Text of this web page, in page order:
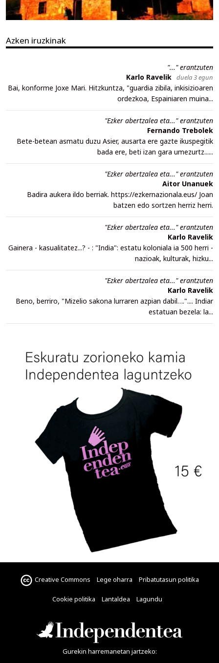
Azken iruzkinak
"..." erantzuten
Karlo Ravelik duela 3 egun
Bai, konforme Joxe Mari. Hitzkuntza, "guardia zibila, inkisizioaren
ordezkoa, Espainiaren muina...
"Ezker abertzalea eta..." erantzuten
Fernando Trebolek
Bete-betean asmatu duzu Asier, ausarta ere gazte ikuspegitik
bada ere, beti izan gara umezurtz......
"Ezker abertzalea eta..." erantzuten
Aitor Unanuek
Badira aukera ildo berriak. https://ezkernazionala.eus/ Joan
batzen edo sortzen herriz herri.
"Ezker abertzalea eta..." erantzuten
Karlo Ravelik
Gainera - kasualitatez...? - : "India": estatu koloniala ia 500 herri -
nazioak, kulturak, hizku...
"Ezker abertzalea eta..." erantzuten
Karlo Ravelik
Beno, berriro, "Mizelio sakona lurraren azpian dabil….".... Indiar
estatuan bezela: la...
Creative Commons Lege oharra Pribatutasun politika
Cookie politika Lantaldea Lagundu
Gurekin harremanetan jartzeko: